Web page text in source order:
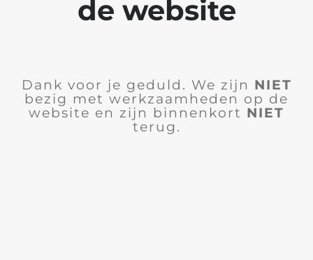
de website
Dank voor je geduld. We zijn NIET
bezig met werkzaamheden op de
website en zijn binnenkort NIET
terug.